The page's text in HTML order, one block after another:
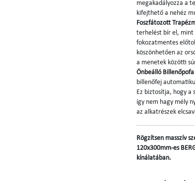
megakadályozza a
kifejthető a nehéz
Foszfátozott
terhelést bír el, mint
fokozatmentes
köszönhetően az
a menetek közötti
Önbeálló
billenőfej
Ez biztosítja, hogy a
így nem hagy mély
az alkatrészek
Rögzítsen masszív
120x300mm-es
kínálatában.